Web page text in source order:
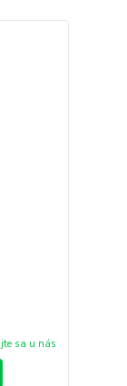
sa u nás